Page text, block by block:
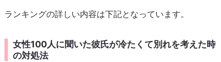
ランキングの詳しい内容は下記となっています。
女性100人に聞いた彼氏が冷たくて別れを考えた時
の対処法